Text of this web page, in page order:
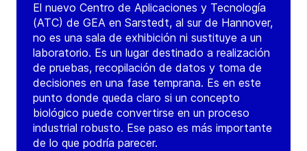
El nuevo Centro de Aplicaciones y Tecnología
(ATC) de GEA en Sarstedt, al sur de Hannover,
no es una sala de exhibición ni sustituye a un
laboratorio. Es un lugar destinado a realización
de pruebas, recopilación de datos y toma de
decisiones en una fase temprana. Es en este
punto donde queda claro si un concepto
biológico puede convertirse en un proceso
industrial robusto. Ese paso es más importante
de lo que podría parecer.